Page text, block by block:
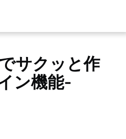
サクッと作
ン機能-